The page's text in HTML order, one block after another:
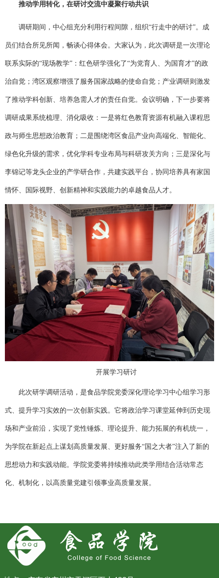
推动学用转化，在研讨交流中凝聚行动共识
调研期间，中心组充分利用行程间隙，组织“行走中的研讨”。成
员们结合所见所闻，畅谈心得体会。大家认为，此次调研是一次理论
联系实际的“现场教学”：红色研学强化了“为党育人、为国育才”的政
治自觉；湾区观察增强了服务国家战略的使命自觉；产业调研则激发
了推动学科创新、培养急需人才的责任自觉。会议明确，下一步要将
调研成果系统梳理、消化吸收：一是将红色教育资源有机融入课程思
政与师生思想政治教育；二是围绕湾区食品产业向高端化、智能化、
绿色化升级的需求，优化学科专业布局与科研攻关方向；三是深化与
李锦记等龙头企业的产学研合作，共建实践平台，协同培养具有家国
情怀、国际视野、创新精神和实践能力的卓越食品人才。
开展学习研讨
此次研学调研活动，是食品学院党委深化理论学习中心组学习形
式、提升学习实效的一次创新实践。它将政治学习课堂延伸到历史现
场和产业前沿，实现了党性锤炼、理论提升、能力拓展的有机统一，
为学院在新起点上谋划高质量发展、更好服务“国之大者”注入了新的
思想动力和实践动能。学院党委将持续推动此类学用结合活动常态
化、机制化，以高质量党建引领事业高质量发展。